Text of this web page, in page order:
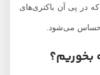
آن باکتری‌های
می‌شود.